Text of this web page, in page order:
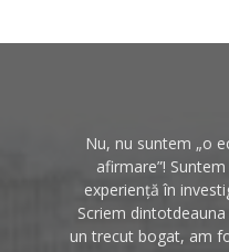
Nu, nu suntem „o
afirmare”!
experiență în
Scriem
un trecut bogat, am